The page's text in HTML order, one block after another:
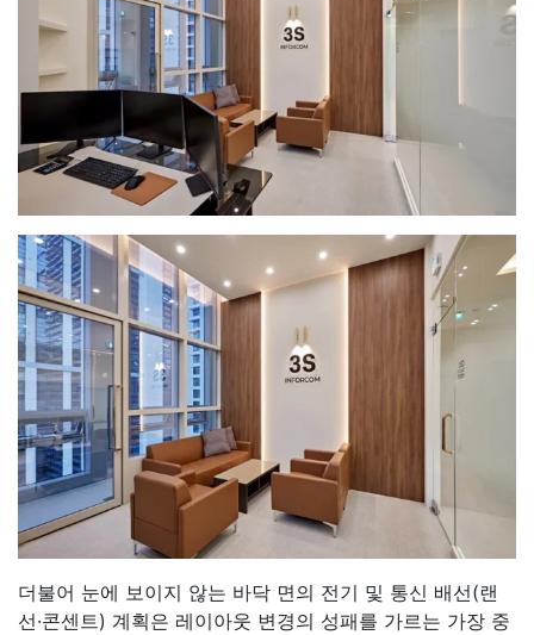
더불어 눈에 보이지 않는 바닥 면의 전기 및 통신 배선(랜
선·콘센트) 계획은 레이아웃 변경의 성패를 가르는 가장 중